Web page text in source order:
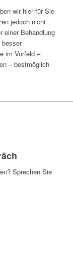
wir hier für Sie
jedoch nicht
einer Behandlung
im Vorfeld –
– bestmöglich
Sprechen Sie